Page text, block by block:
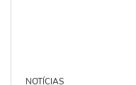
NOTÍCIAS